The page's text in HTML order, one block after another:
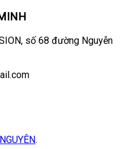
số 68 đường Nguyễn
.